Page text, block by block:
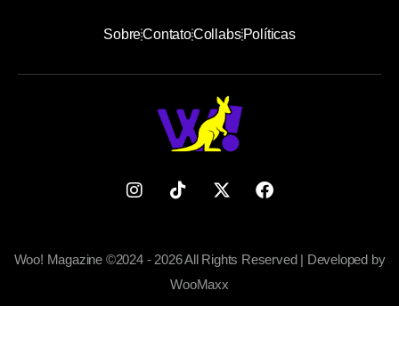
SobreContatoCollabsPolíticas
Woo! Magazine ©2024 - 2026 All Rights Reserved | Developed by
WooMaxx